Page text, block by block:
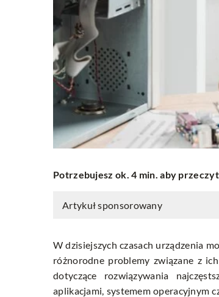
Potrzebujesz ok. 4 min. aby
Artykuł sponsorowany
W dzisiejszych czasach urządzenia
różnorodne problemy związane z
dotyczące rozwiązywania
aplikacjami, systemem operacyjnym